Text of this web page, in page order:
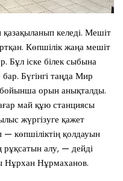
келеді. Мешіт
Көпшілік жаңа мешіт
Бұл іске білек сыбына
бар. Бүгінгі таңда Мир
орын анықталды.
май құю станциясы
жүргізуге қажет
көпшіліктің қолдауын
алу, — дейді
Нұрхан Нұрмаханов.